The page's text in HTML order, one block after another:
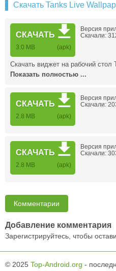
Скачать Tanks Live
СКАЧАТЬ
3.0 MB (apk)
Версия
Скачали:
Скачать виджет на рабочий
Показать полностью ...
СКАЧАТЬ
2.8 MB (apk)
Версия
Скачали:
СКАЧАТЬ
2.8 MB (apk)
Версия
Скачали:
Комментарии
Добавление комментария
Зарегистрируйтесь, чтобы
© 2025 Top-Android.org -